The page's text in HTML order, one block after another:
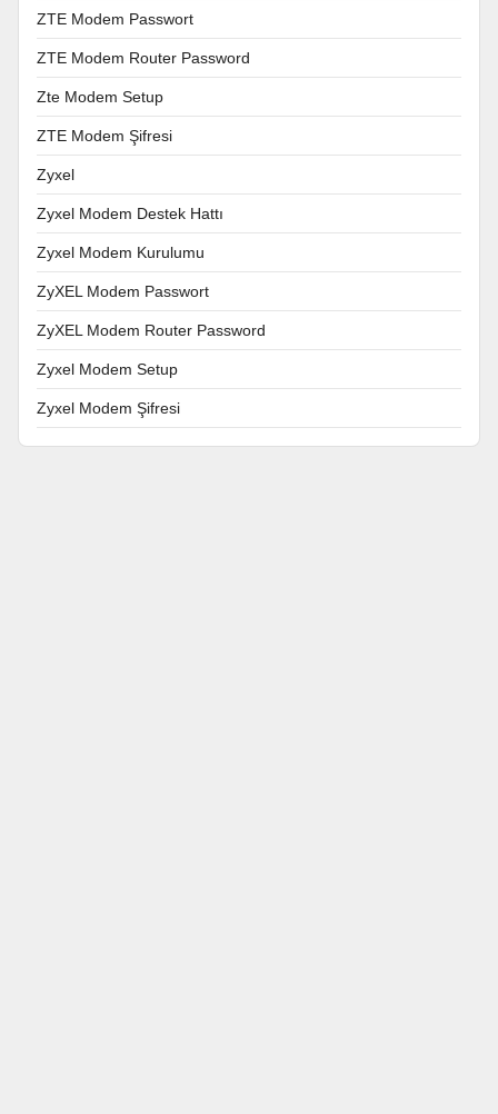
ZTE Modem Passwort
ZTE Modem Router Password
Zte Modem Setup
ZTE Modem Şifresi
Zyxel
Zyxel Modem Destek Hattı
Zyxel Modem Kurulumu
ZyXEL Modem Passwort
ZyXEL Modem Router Password
Zyxel Modem Setup
Zyxel Modem Şifresi